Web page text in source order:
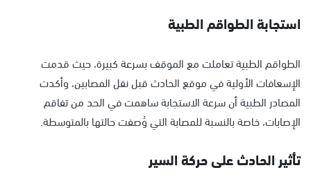
استجابة الطواقم الطبية
الطواقم الطبية تعاملت مع الموقف بسرعة كبيرة، حيث قدمت
الإسعافات الأولية في موقع الحادث قبل نقل المصابين، وأكدت
المصادر الطبية أن سرعة الاستجابة ساهمت في الحد من تفاقم
الإصابات، خاصة بالنسبة للمصابة التي وُصفت حالتها بالمتوسطة.
تأثير الحادث على حركة السير